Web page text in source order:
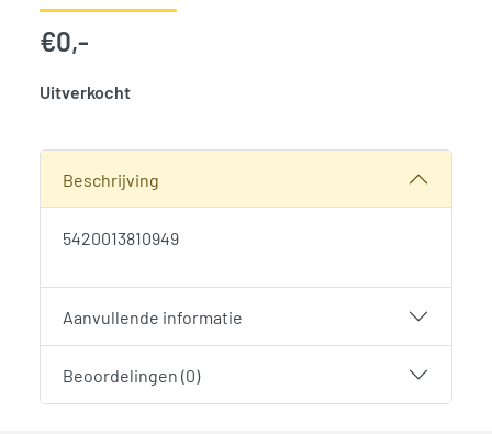
€0,-
Uitverkocht
Beschrijving
5420013810949
Aanvullende informatie
Beoordelingen (0)